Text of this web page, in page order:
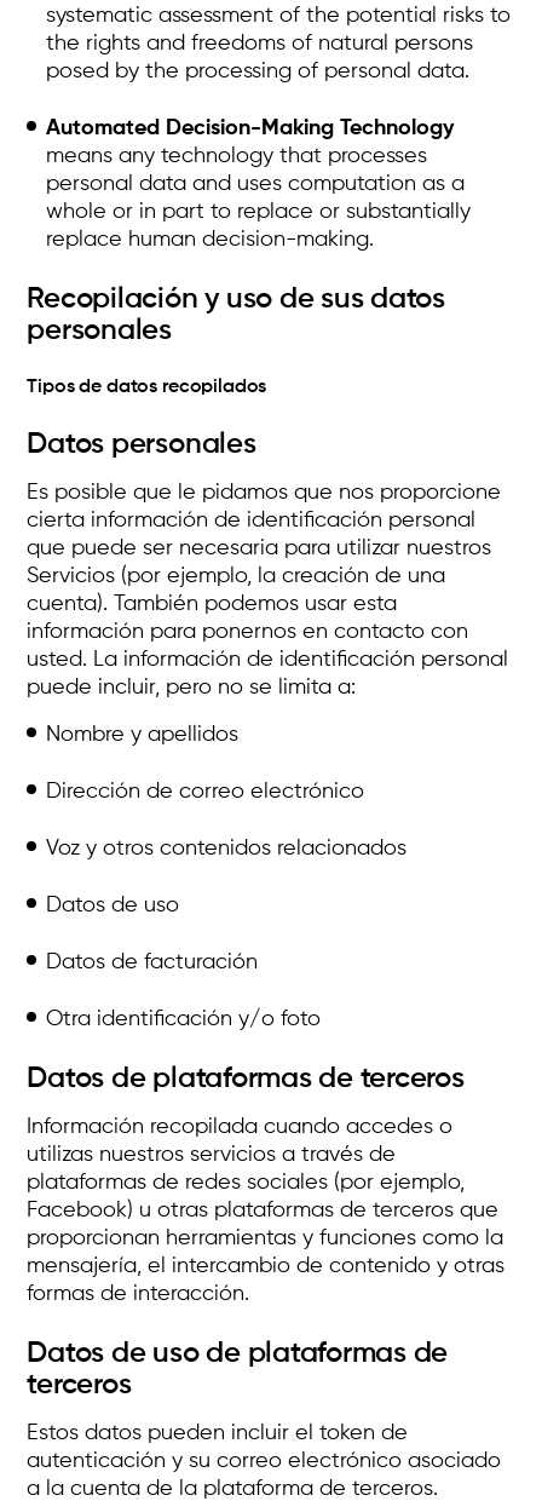
systematic assessment of the potential risks to
the rights and freedoms of natural persons
posed by the processing of personal data.
Automated Decision-Making Technology
means any technology that processes
personal data and uses computation as a
whole or in part to replace or substantially
replace human decision-making.
Recopilación y uso de sus datos
personales
Tipos de datos recopilados
Datos personales
Es posible que le pidamos que nos proporcione
cierta información de identificación personal
que puede ser necesaria para utilizar nuestros
Servicios (por ejemplo, la creación de una
cuenta). También podemos usar esta
información para ponernos en contacto con
usted. La información de identificación personal
puede incluir, pero no se limita a:
Nombre y apellidos
Dirección de correo electrónico
Voz y otros contenidos relacionados
Datos de uso
Datos de facturación
Otra identificación y/o foto
Datos de plataformas de terceros
Información recopilada cuando accedes o
utilizas nuestros servicios a través de
plataformas de redes sociales (por ejemplo,
Facebook) u otras plataformas de terceros que
proporcionan herramientas y funciones como la
mensajería, el intercambio de contenido y otras
formas de interacción.
Datos de uso de plataformas de
terceros
Estos datos pueden incluir el token de
autenticación y su correo electrónico asociado
a la cuenta de la plataforma de terceros.